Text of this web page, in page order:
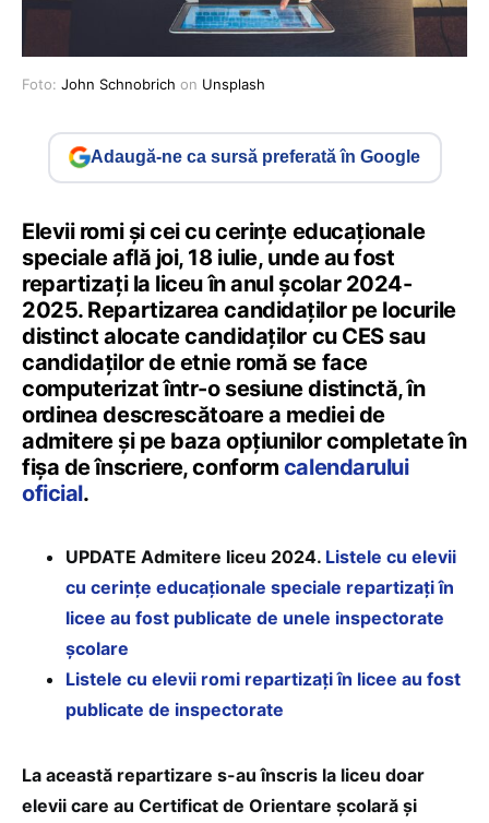
Foto: John Schnobrich on Unsplash
Adaugă-ne ca sursă preferată în Google
Elevii romi și cei cu cerințe educaționale
speciale află joi, 18 iulie, unde au fost
repartizați la liceu în anul școlar 2024-
2025. Repartizarea candidaților pe locurile
distinct alocate candidaților cu CES sau
candidaților de etnie romă se face
computerizat într-o sesiune distinctă, în
ordinea descrescătoare a mediei de
admitere și pe baza opțiunilor completate în
fișa de înscriere, conform calendarului
oficial.
UPDATE Admitere liceu 2024. Listele cu elevii
cu cerințe educaționale speciale repartizați în
licee au fost publicate de unele inspectorate
școlare
Listele cu elevii romi repartizați în licee au fost
publicate de inspectorate
La această repartizare s-au înscris la liceu doar
elevii care au Certificat de Orientare școlară și